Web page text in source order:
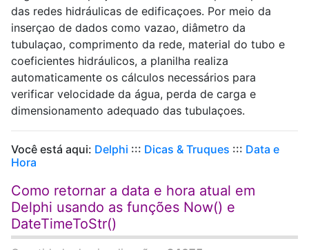
das redes hidráulicas de edificaçoes. Por meio da
inserçao de dados como vazao, diâmetro da
tubulaçao, comprimento da rede, material do tubo e
coeficientes hidráulicos, a planilha realiza
automaticamente os cálculos necessários para
verificar velocidade da água, perda de carga e
dimensionamento adequado das tubulaçoes.
Você está aqui: Delphi ::: Dicas & Truques ::: Data e
Hora
Como retornar a data e hora atual em
Delphi usando as funções Now() e
DateTimeToStr()